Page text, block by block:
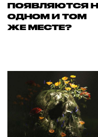
ПОЯВЛЯЮТСЯ
ОДНОМ И ТОМ
ЖЕ МЕСТЕ?